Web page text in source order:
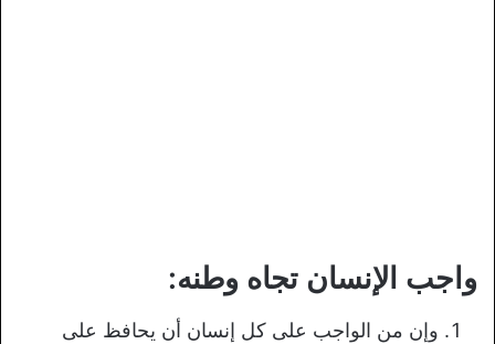
واجب الإنسان تجاه وطنه:
وإن من الواجب على كل إنسان أن يحافظ على